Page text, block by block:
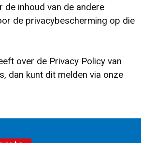
de inhoud van de andere
de privacybescherming op die
over de Privacy Policy van
dan kunt dit melden via onze